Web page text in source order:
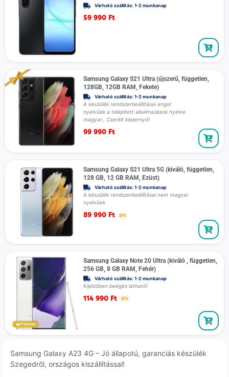
Várható szállítás: 1-2 munkanap
59 990 Ft
Samsung Galaxy S21 Ultra (újszerű, független,
128GB, 12GB RAM, Fekete)
Várható szállítás: 1-2 munkanap
A készülék rendszerbeállításai angol
nyelvűek a telepített alkalmazások nyelve
magyar., Cserélt képernyő!
99 990 Ft
Samsung Galaxy S21 Ultra 5G (kiváló, független,
128 GB, 12 GB RAM, Ezüst)
Várható szállítás: 1-2 munkanap
A készülék rendszerbeállításai nem magyar
nyelvűek
89 990 Ft 27%
Prémium
Samsung Galaxy Note 20 Ultra (kiváló , független,
256 GB, 8 GB RAM, Fehér)
Várható szállítás: 1-2 munkanap
Kijelzőben beégés látható!
114 990 Ft 27%
Samsung Galaxy A23 4G – Jó állapotú, garanciás készülék
Szegedről, országos kiszállítással!